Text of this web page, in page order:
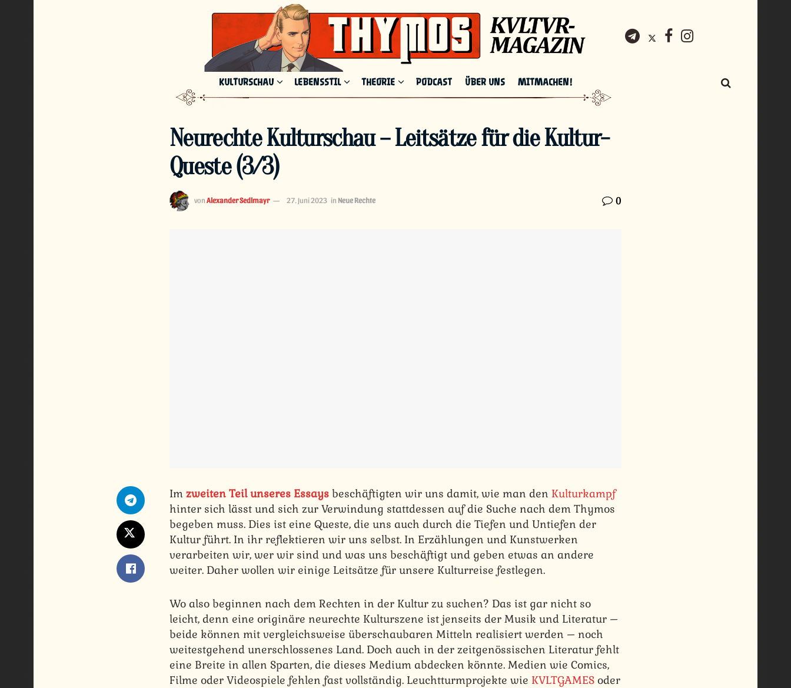
KULTURSCHAU LEBENSSTIL THEORIE PODCAST ÜBER UNS MITMACHEN!
Neurechte Kulturschau – Leitsätze für die Kultur-
Queste (3/3)
von Alexander Sedlmayr 27. Juni 2023 in Neue Rechte 0
Im zweiten Teil unseres Essays beschäftigten wir uns damit, wie man den Kulturkampf
hinter sich lässt und sich zur Verwindung stattdessen auf die Suche nach dem Thymos
begeben muss. Dies ist eine Queste, die uns auch durch die Tiefen und Untiefen der
Kultur führt. In ihr reflektieren wir uns selbst. In Erzählungen und Kunstwerken
verarbeiten wir, wer wir sind und was uns beschäftigt und geben etwas an andere
weiter. Daher wollen wir einige Leitsätze für unsere Kulturreise festlegen.
Wo also beginnen nach dem Rechten in der Kultur zu suchen? Das ist gar nicht so
leicht, denn eine originäre neurechte Kulturszene ist jenseits der Musik und Literatur –
beide können mit vergleichsweise überschaubaren Mitteln realisiert werden – noch
weitestgehend unerschlossenes Land. Doch auch in der zeitgenössischen Literatur fehlt
eine Breite in allen Sparten, die dieses Medium abdecken könnte. Medien wie Comics,
Filme oder Videospiele fehlen fast vollständig. Leuchtturmprojekte wie KVLTGAMES oder